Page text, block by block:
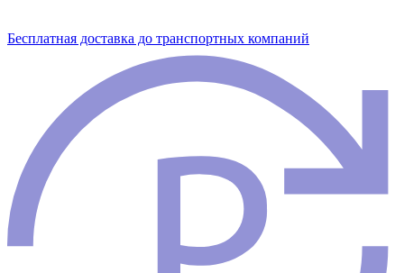
Бесплатная доставка до транспортных компаний